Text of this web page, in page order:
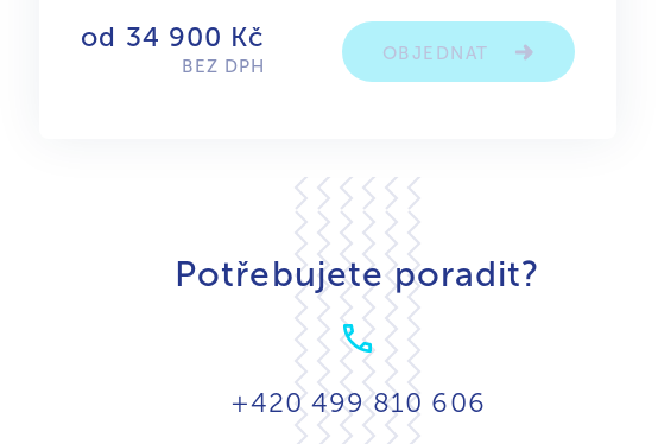
od 34 900 Kč
BEZ DPH
OBJEDNAT
Potřebujete poradit?
+420 499 810 606